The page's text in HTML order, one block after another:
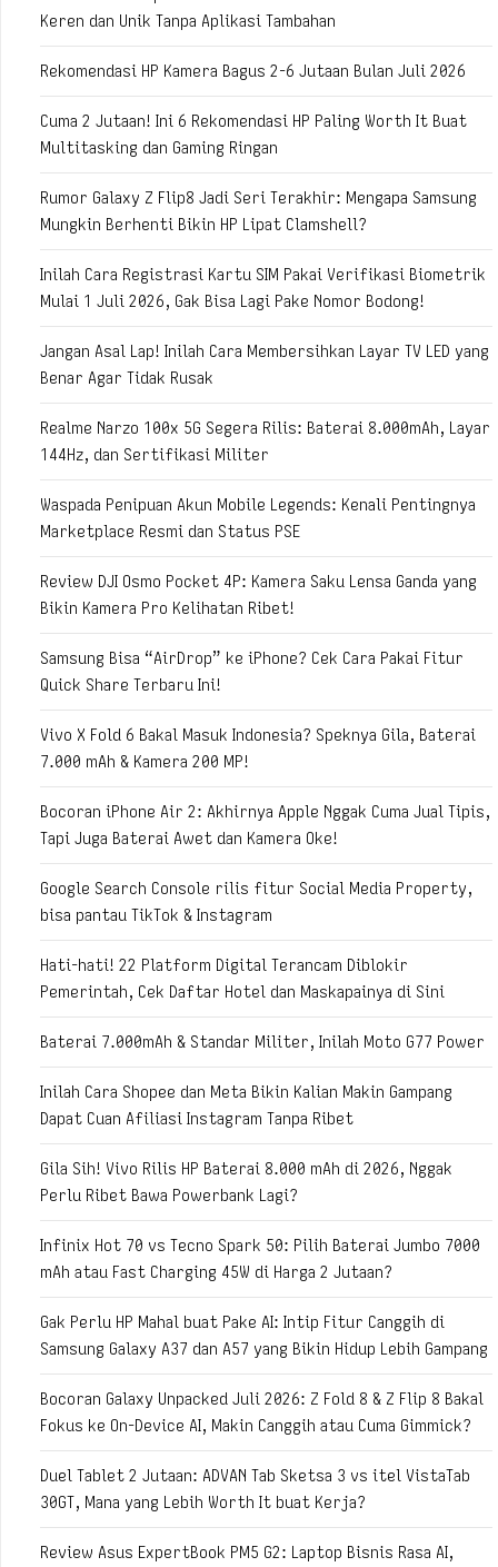
Keren dan Unik Tanpa Aplikasi Tambahan
Rekomendasi HP Kamera Bagus 2-6 Jutaan Bulan Juli 2026
Cuma 2 Jutaan! Ini 6 Rekomendasi HP Paling Worth It Buat
Multitasking dan Gaming Ringan
Rumor Galaxy Z Flip8 Jadi Seri Terakhir: Mengapa Samsung
Mungkin Berhenti Bikin HP Lipat Clamshell?
Inilah Cara Registrasi Kartu SIM Pakai Verifikasi Biometrik
Mulai 1 Juli 2026, Gak Bisa Lagi Pake Nomor Bodong!
Jangan Asal Lap! Inilah Cara Membersihkan Layar TV LED yang
Benar Agar Tidak Rusak
Realme Narzo 100x 5G Segera Rilis: Baterai 8.000mAh, Layar
144Hz, dan Sertifikasi Militer
Waspada Penipuan Akun Mobile Legends: Kenali Pentingnya
Marketplace Resmi dan Status PSE
Review DJI Osmo Pocket 4P: Kamera Saku Lensa Ganda yang
Bikin Kamera Pro Kelihatan Ribet!
Samsung Bisa “AirDrop” ke iPhone? Cek Cara Pakai Fitur
Quick Share Terbaru Ini!
Vivo X Fold 6 Bakal Masuk Indonesia? Speknya Gila, Baterai
7.000 mAh & Kamera 200 MP!
Bocoran iPhone Air 2: Akhirnya Apple Nggak Cuma Jual Tipis,
Tapi Juga Baterai Awet dan Kamera Oke!
Google Search Console rilis fitur Social Media Property,
bisa pantau TikTok & Instagram
Hati-hati! 22 Platform Digital Terancam Diblokir
Pemerintah, Cek Daftar Hotel dan Maskapainya di Sini
Baterai 7.000mAh & Standar Militer, Inilah Moto G77 Power
Inilah Cara Shopee dan Meta Bikin Kalian Makin Gampang
Dapat Cuan Afiliasi Instagram Tanpa Ribet
Gila Sih! Vivo Rilis HP Baterai 8.000 mAh di 2026, Nggak
Perlu Ribet Bawa Powerbank Lagi?
Infinix Hot 70 vs Tecno Spark 50: Pilih Baterai Jumbo 7000
mAh atau Fast Charging 45W di Harga 2 Jutaan?
Gak Perlu HP Mahal buat Pake AI: Intip Fitur Canggih di
Samsung Galaxy A37 dan A57 yang Bikin Hidup Lebih Gampang
Bocoran Galaxy Unpacked Juli 2026: Z Fold 8 & Z Flip 8 Bakal
Fokus ke On-Device AI, Makin Canggih atau Cuma Gimmick?
Duel Tablet 2 Jutaan: ADVAN Tab Sketsa 3 vs itel VistaTab
30GT, Mana yang Lebih Worth It buat Kerja?
Review Asus ExpertBook PM5 G2: Laptop Bisnis Rasa AI,